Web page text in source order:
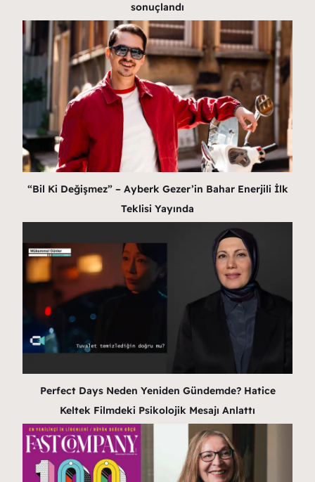
sonuçlandı
“Bil Ki Değişmez” – Ayberk Gezer’in Bahar Enerjili İlk
Teklisi Yayında
Perfect Days Neden Yeniden Gündemde? Hatice
Keltek Filmdeki Psikolojik Mesajı Anlattı